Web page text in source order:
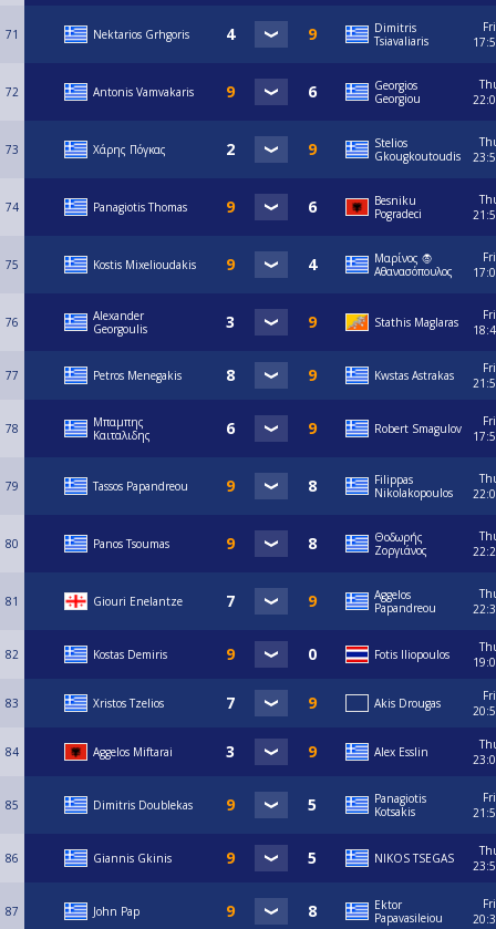
71 Nektarios Grhgoris
Dimitris
Tsiavaliaris
Fri
72 Antonis Vamvakaris
Georgios
Georgiou
73 Χάρης Πόγκας
Stelios
Gkougkoutoudis
74 Panagiotis Thomas
Besniku
Pogradeci
75 Kostis Mixelioudakis
Μαρίνος 🧛
Αθανασόπουλος
Fri
76
Alexander
Georgoulis
Stathis Maglaras
Fri
77 Petros Menegakis Kwstas Astrakas
Fri
78
Μπαμπης
Καιταλιδης
Robert Smagulov
Fri
79 Tassos Papandreou
Filippas
Nikolakopoulos
80 Panos Tsoumas
Θοδωρής
Ζοργιάνος
81 Giouri Enelantze
Aggelos
Papandreou
82 Kostas Demiris Fotis Iliopoulos
83 Xristos Tzelios Akis Drougas
Fri
84 Aggelos Miftarai Alex Esslin
85 Dimitris Doublekas
Panagiotis
Kotsakis
Fri
86 Giannis Gkinis NIKOS TSEGAS
87 John Pap
Ektor
Papavasileiou
Fri